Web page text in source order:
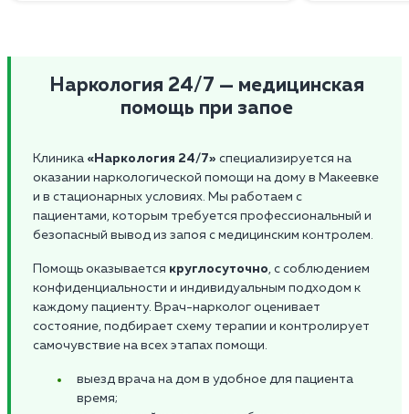
Наркология 24/7 — медицинская
помощь при запое
Клиника «Наркология 24/7» специализируется на
оказании наркологической помощи на дому в Макеевке
и в стационарных условиях. Мы работаем с
пациентами, которым требуется профессиональный и
безопасный вывод из запоя с медицинским контролем.
Помощь оказывается круглосуточно, с соблюдением
конфиденциальности и индивидуальным подходом к
каждому пациенту. Врач-нарколог оценивает
состояние, подбирает схему терапии и контролирует
самочувствие на всех этапах помощи.
выезд врача на дом в удобное для пациента
время;